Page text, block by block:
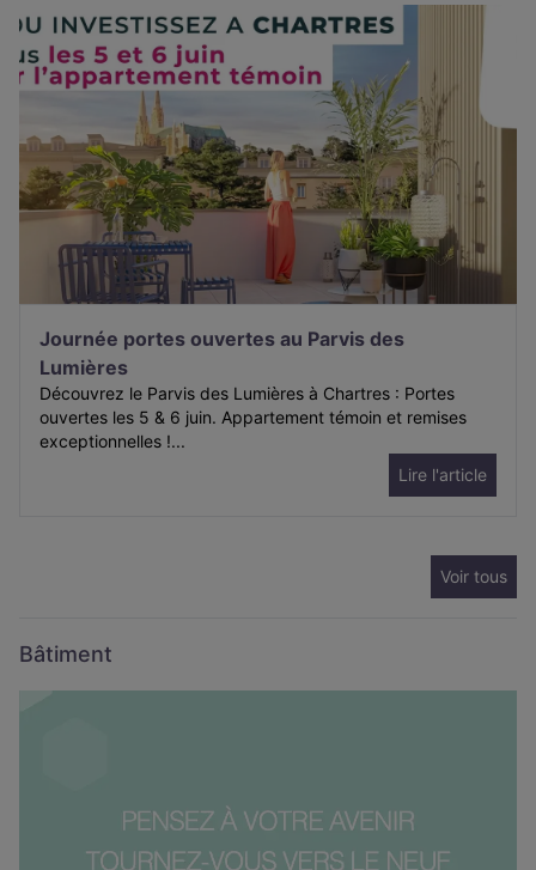
Journée portes ouvertes au Parvis des
Lumières
Découvrez le Parvis des Lumières à Chartres : Portes
ouvertes les 5 & 6 juin. Appartement témoin et remises
exceptionnelles !...
Lire l'article
Voir tous
Bâtiment